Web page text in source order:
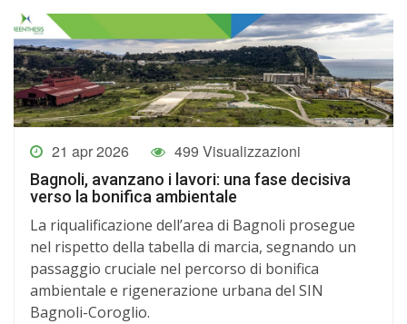
21 apr 2026 499 Visualizzazioni
Bagnoli, avanzano i lavori: una fase decisiva
verso la bonifica ambientale
La riqualificazione dell’area di Bagnoli prosegue
nel rispetto della tabella di marcia, segnando un
passaggio cruciale nel percorso di bonifica
ambientale e rigenerazione urbana del SIN
Bagnoli-Coroglio.